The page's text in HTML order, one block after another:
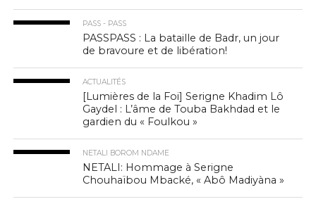
PASS - PASS
PASSPASS : La bataille de Badr, un jour
de bravoure et de libération!
ACTUALITÉS
[Lumières de la Foi] Serigne Khadim Lô
Gaydel : L’âme de Touba Bakhdad et le
gardien du « Foulkou »
NETALI BOROM NDAME
NETALI: Hommage à Serigne
Chouhaïbou Mbacké, « Abô Madiyàna »